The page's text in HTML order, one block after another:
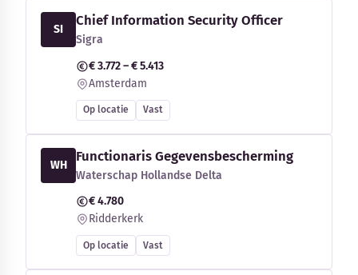
SI
Chief Information Security Officer
Sigra
€ 3.772 – € 5.413
Amsterdam
Op locatie Vast
WH
Functionaris Gegevensbescherming
Waterschap Hollandse Delta
€ 4.780
Ridderkerk
Op locatie Vast